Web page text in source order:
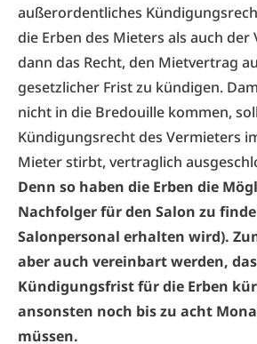
außerordentliches
die Erben des Mieters als auch der
dann das Recht, den Mietvertrag
gesetzlicher Frist zu kündigen.
nicht in die Bredouille kommen,
Kündigungsrecht des Vermieters
Mieter stirbt, vertraglich
Denn so haben die Erben die
Nachfolger für den Salon zu
Salonpersonal erhalten wird).
aber auch vereinbart werden,
Kündigungsfrist für die Erben
ansonsten noch bis zu acht
müssen.